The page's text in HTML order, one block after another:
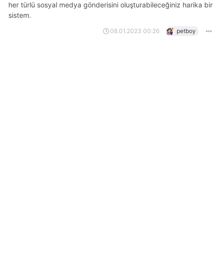
her türlü sosyal medya gönderisini oluşturabileceğiniz harika bir
sistem.
08.01.2023 00:26 petboy